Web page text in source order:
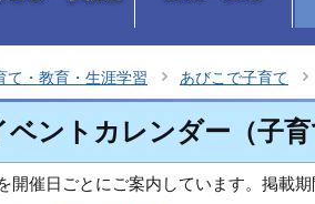
て・教育・生涯学習 あびこで子育て
ベントカレンダー（子
開催日ごとにご案内しています。掲載